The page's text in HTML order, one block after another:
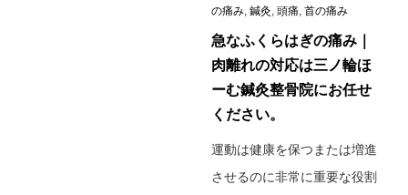
の痛み, 鍼灸, 頭痛, 首の痛み
急なふくらはぎの痛み｜
肉離れの対応は三ノ輪ほ
ーむ鍼灸整骨院にお任せ
ください。
運動は健康を保つまたは増進
させるのに非常に重要な役割